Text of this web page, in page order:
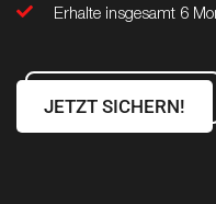
Erhalte insgesamt 6
JETZT SICHERN!